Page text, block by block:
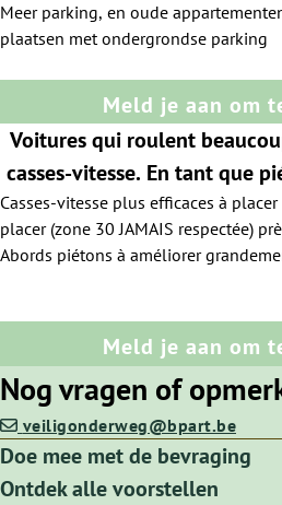
Meer parking, en oude
plaatsen met ondergrondse parking
Meld je aan om
Voitures qui roulent
casses-vitesse. En tant que
faire écraser tous les
Casses-vitesse plus efficaces à
placer (zone 30 JAMAIS respectée)
Abords piétons à améliorer grandement. Après le
niveau des nouvelles constructions
doivent marcher sur la route si des
pylône électrique. Au niveau du casse
certaines voitures roulent même sur
casses-vitesse. Nids de poules
Servitude entre le tunnel rue
Lukoil avenue Prince de Liège
déchets et de drogués. Ce passage
régulièrement ou carrément refait en
Meld je aan om
Nog vragen of
veiligonderweg@bpart.be
Doe mee met de bevraging
Ontdek alle voorstellen